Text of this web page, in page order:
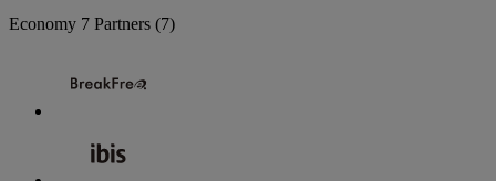
Economy 7 Partners (7)